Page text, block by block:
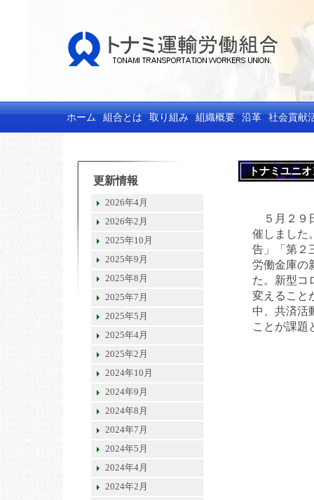
ホーム 組合とは 取り組み 組織概要 沿革 社会貢献
更新情報
2026年4月
2026年2月
2025年10月
2025年9月
2025年8月
2025年7月
2025年5月
2025年4月
2025年2月
2024年10月
2024年9月
2024年8月
2024年7月
2024年5月
2024年4月
2024年2月
トナミユニ
５月２９
催しました
告」「第２
労働金庫の
た。新型コ
変えること
中、共済活
ことが課題